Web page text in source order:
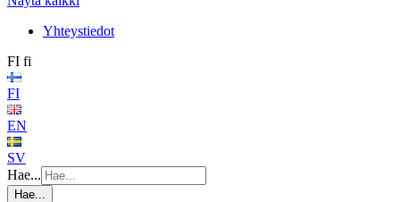
Yhteystiedot
FI fi
FI
EN
SV
Hae...
Hae...